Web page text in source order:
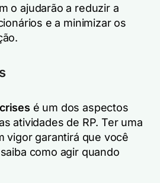
o ajudarão a reduzir a
e a minimizar os
é um dos aspectos
atividades de RP. Ter uma
vigor garantirá que você
como agir quando